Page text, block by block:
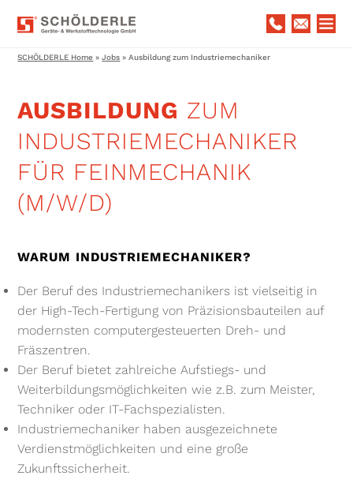
SCHÖLDERLE Home »Jobs »Ausbildung zum Industriemechaniker
AUSBILDUNG ZUM
INDUSTRIEMECHANIKER
FÜR FEINMECHANIK
(M/W/D)
WARUM INDUSTRIEMECHANIKER?
Der Beruf des Industriemechanikers ist vielseitig in
der High-Tech-Fertigung von Präzisionsbauteilen auf
modernsten computergesteuerten Dreh- und
Fräszentren.
Der Beruf bietet zahlreiche Aufstiegs- und
Weiterbildungsmöglichkeiten wie z.B. zum Meister,
Techniker oder IT-Fachspezialisten.
Industriemechaniker haben ausgezeichnete
Verdienstmöglichkeiten und eine große
Zukunftssicherheit.